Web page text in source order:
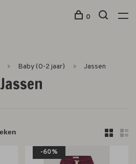
0
Baby (0-2 jaar) Jassen
Jassen
-60%